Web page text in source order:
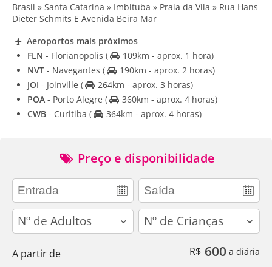
Brasil » Santa Catarina » Imbituba » Praia da Vila » Rua Hans
Dieter Schmits E Avenida Beira Mar
Aeroportos mais próximos
FLN - Florianopolis (
109km - aprox. 1 hora)
NVT - Navegantes (
190km - aprox. 2 horas)
JOI - Joinville (
264km - aprox. 3 horas)
POA - Porto Alegre (
360km - aprox. 4 horas)
CWB - Curitiba ( 364km - aprox. 4 horas)
Preço e disponibilidade
adults children
A partir de R$ 600 a diária